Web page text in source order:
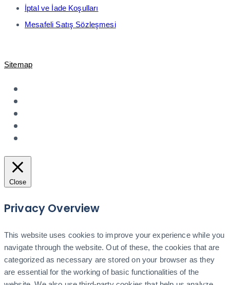
İptal ve İade Koşulları
Mesafeli Satış Sözleşmesi
Sitemap
Close
Privacy Overview
This website uses cookies to improve your experience while you
navigate through the website. Out of these, the cookies that are
categorized as necessary are stored on your browser as they
are essential for the working of basic functionalities of the